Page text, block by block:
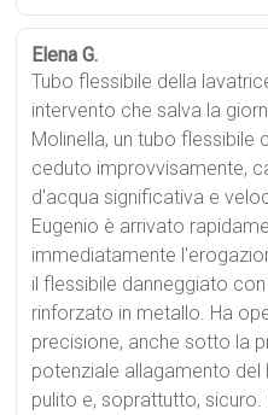
Elena G.
Tubo flessibile della
intervento che salva la
Molinella, un tubo flessibile
ceduto improvvisamente,
d'acqua significativa e
Eugenio è arrivato
immediatamente
il flessibile danneggiato
rinforzato in metallo. Ha
precisione, anche sotto la
potenziale allagamento del
pulito e, soprattutto,